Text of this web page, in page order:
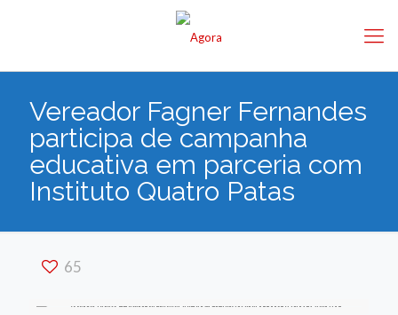
Vereador Fagner Fernandes
participa de campanha
educativa em parceria com
Instituto Quatro Patas
65